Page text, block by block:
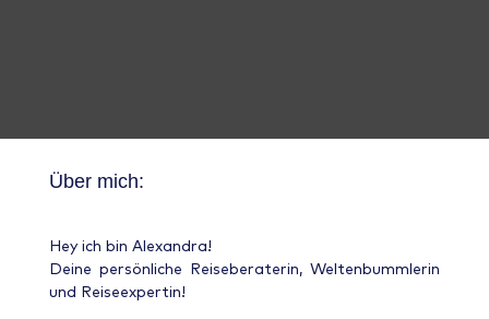
Über mich:
Hey ich bin Alexandra!
Deine persönliche Reiseberaterin, Weltenbummlerin
und Reiseexpertin!